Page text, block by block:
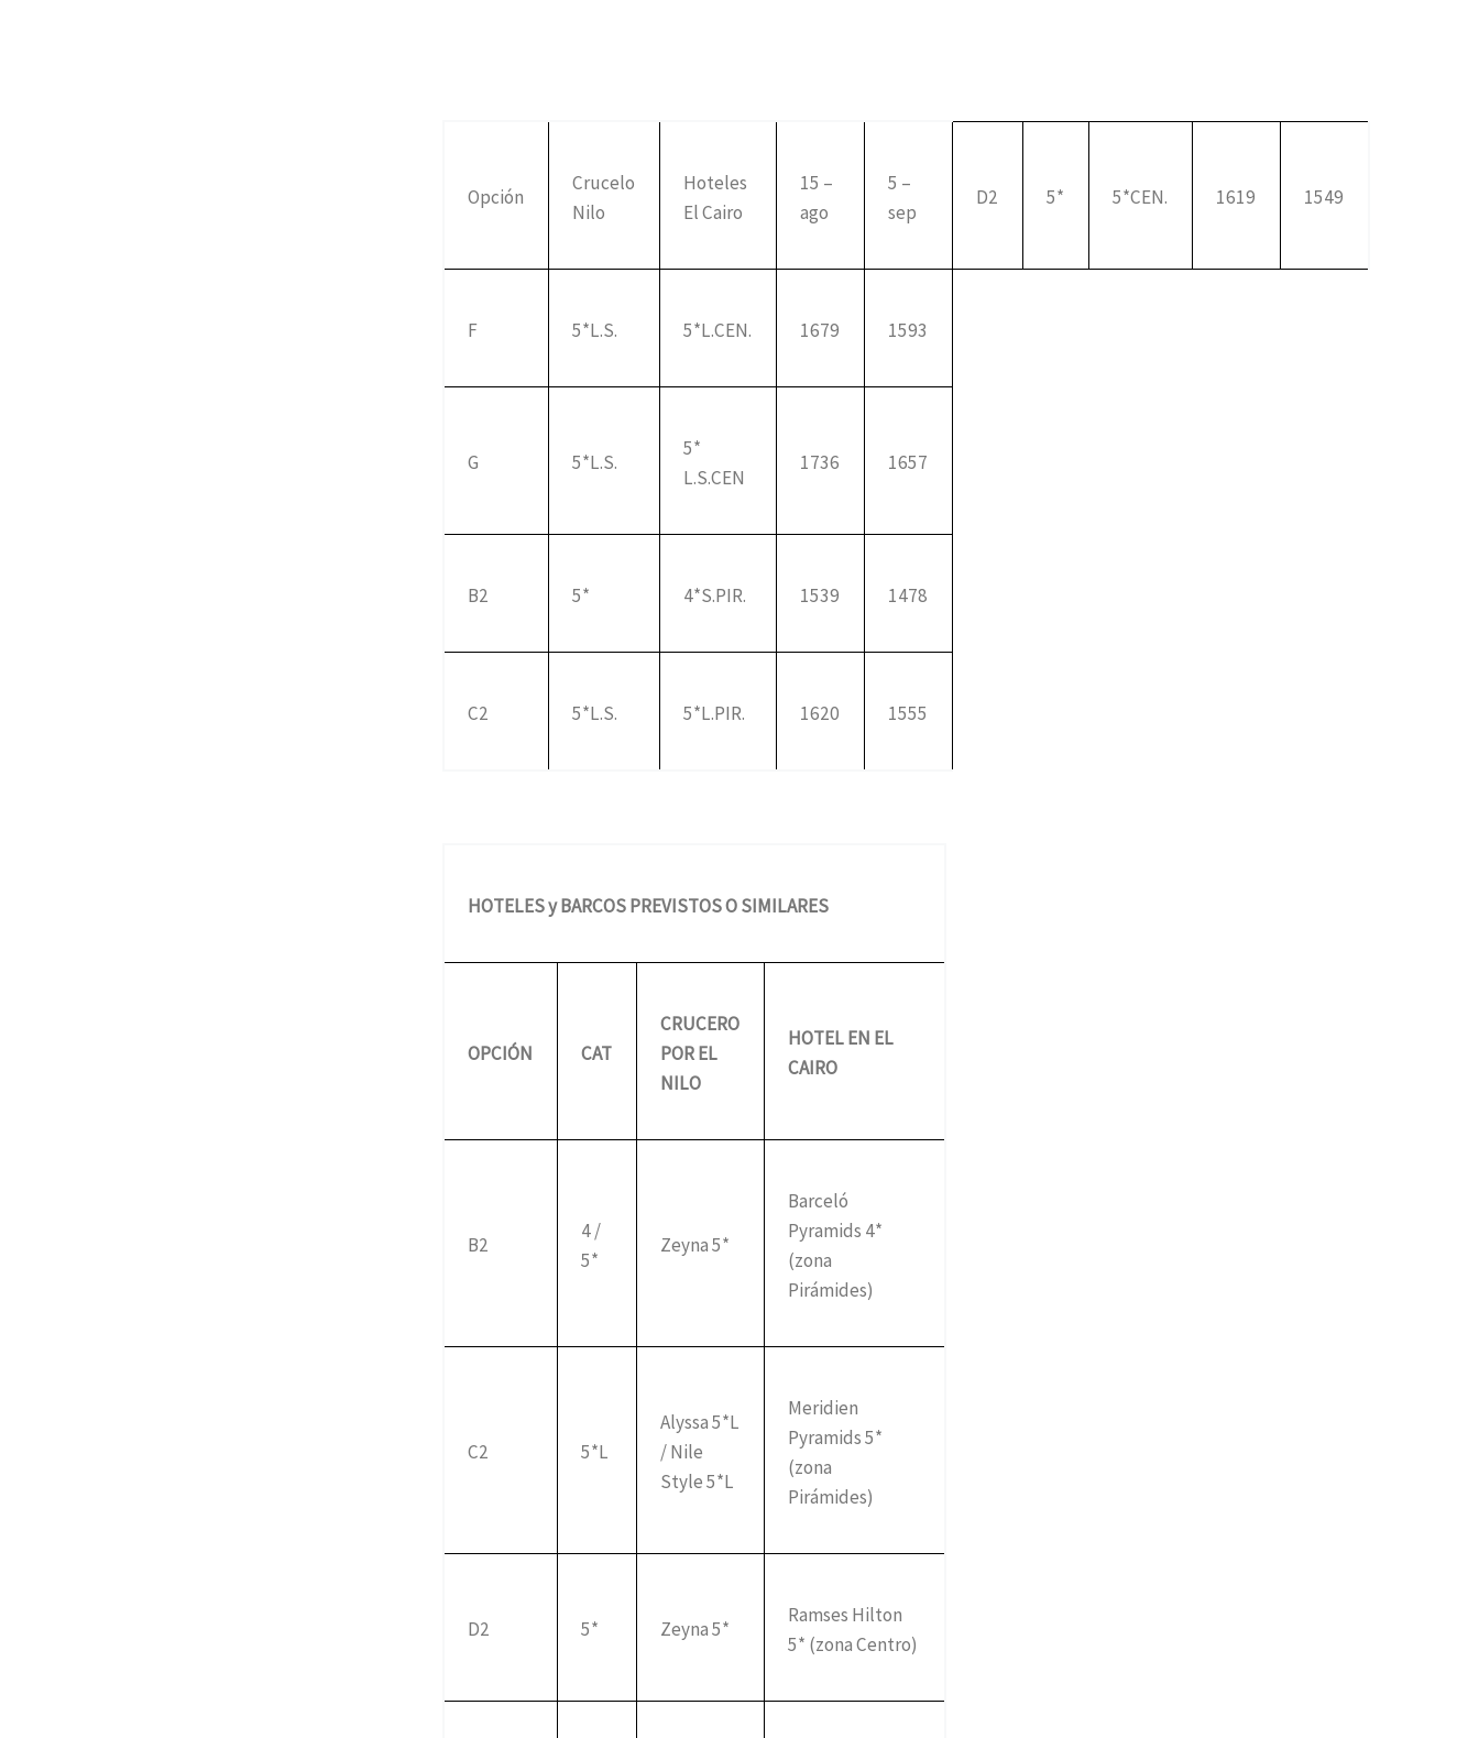
Opción
Crucelo
Nilo
Hoteles
El Cairo
15 –
ago
5 –
sep
D2 5* 5*CEN. 1619 1549
F 5*L.S. 5*L.CEN. 1679 1593
G 5*L.S.
5*
L.S.CEN
1736 1657
B2 5* 4*S.PIR. 1539 1478
C2 5*L.S. 5*L.PIR. 1620 1555
HOTELES y BARCOS PREVISTOS O SIMILARES
OPCIÓN CAT
CRUCERO
POR EL
NILO
HOTEL EN EL
CAIRO
B2
4 /
5*
Zeyna 5*
Barceló
Pyramids 4*
(zona
Pirámides)
C2 5*L
Alyssa 5*L
/ Nile
Style 5*L
Meridien
Pyramids 5*
(zona
Pirámides)
D2 5* Zeyna 5*
Ramses Hilton
5* (zona Centro)